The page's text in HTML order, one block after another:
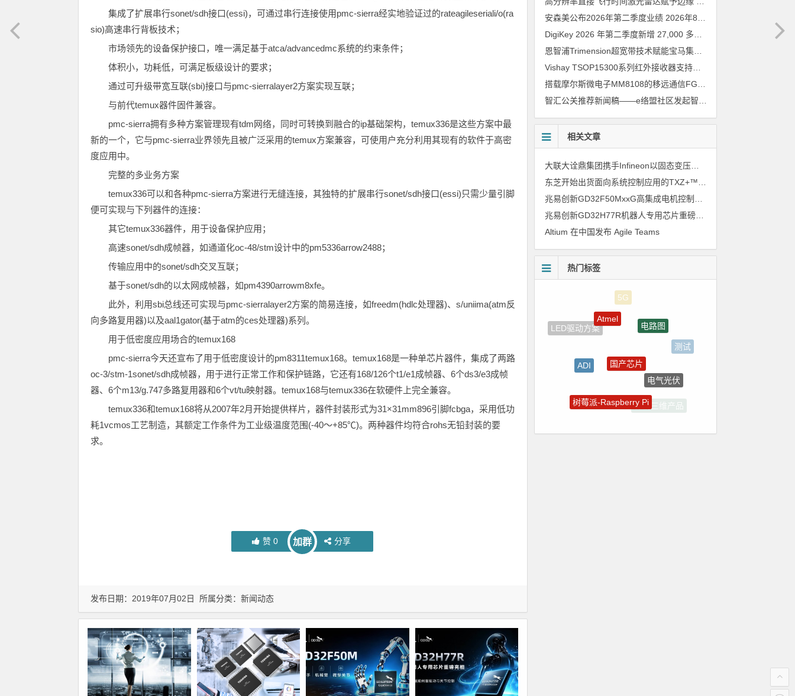
集成了扩展串行sonet/sdh接口(essi)，可通过串行连接使用pmc-sierra经实地验证过的rateagileseriali/o(ra
sio)高速串行背板技术；
市场领先的设备保护接口，唯一满足基于atca/advancedmc系统的约束条件；
体积小，功耗低，可满足板级设计的要求；
通过可升级带宽互联(sbi)接口与pmc-sierralayer2方案实现互联；
与前代temux器件固件兼容。
pmc-sierra拥有多种方案管理现有tdm网络，同时可转换到融合的ip基础架构，temux336是这些方案中最
新的一个，它与pmc-sierra业界领先且被广泛采用的temux方案兼容，可使用户充分利用其现有的软件于高密
度应用中。
完整的多业务方案
temux336可以和各种pmc-sierra方案进行无缝连接，其独特的扩展串行sonet/sdh接口(essi)只需少量引脚
便可实现与下列器件的连接：
其它temux336器件，用于设备保护应用；
高速sonet/sdh成帧器，如通道化oc-48/stm设计中的pm5336arrow2488；
传输应用中的sonet/sdh交叉互联；
基于sonet/sdh的以太网成帧器，如pm4390arrowm8xfe。
此外，利用sbi总线还可实现与pmc-sierralayer2方案的简易连接，如freedm(hdlc处理器)、s/uniima(atm反
向多路复用器)以及aal1gator(基于atm的ces处理器)系列。
用于低密度应用场合的temux168
pmc-sierra今天还宣布了用于低密度设计的pm8311temux168。temux168是一种单芯片器件，集成了两路
oc-3/stm-1sonet/sdh成帧器，用于进行正常工作和保护链路，它还有168/126个t1/e1成帧器、6个ds3/e3成帧
器、6个m13/g.747多路复用器和6个vt/tu映射器。temux168与temux336在软硬件上完全兼容。
temux336和temux168将从2007年2月开始提供样片，器件封装形式为31×31mm896引脚fcbga，采用低功
耗1vcmos工艺制造，其额定工作条件为工业级温度范围(-40～+85℃)。两种器件均符合rohs无铅封装的要
求。
赞0 加群 分享
发布日期：2019年07月02日 所属分类： 新闻动态
安森美公布2026年第二季度业绩 2026年8月6日
恩智浦Trimension超宽带技术赋能宝马集团Digital Key Plus及生命体存在检测功能
Vishay TSOP15300系列红外接收器支持所有主流遥控代码
相关文章
大联大诠鼎集团携手Infineon以固态变压器重构配电效率新标杆
兆易创新GD32H77R机器人专用芯片重磅亮相，精准赋能伺服驱动与关节控制
Altium 在中国发布 Agile Teams
热门标签
LED驱动方案
测试
裸视三维产品
强国之列
树莓派-Raspberry Pi